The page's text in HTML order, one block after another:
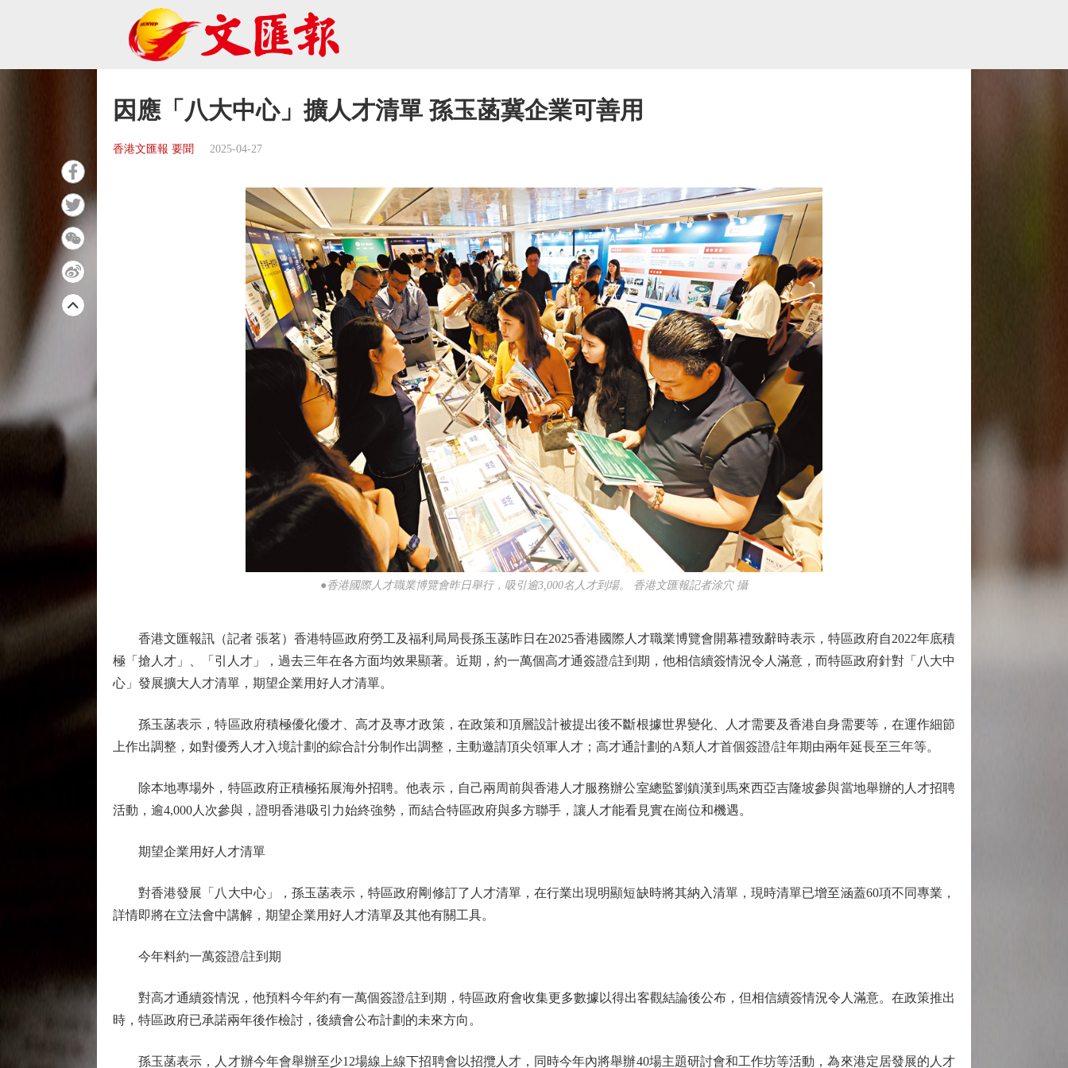
因應「八大中心」擴人才清單 孫玉菡冀企業可善用
香港文匯報 要聞 2025-04-27
●香港國際人才職業博覽會昨日舉行，吸引逾3,000名人才到場。 香港文匯報記者涂穴 攝
香港文匯報訊（記者 張茗）香港特區政府勞工及福利局局長孫玉菡昨日在2025香港國際人才職業博覽會開幕禮致辭時表示，特區政府自2022年底積
極「搶人才」、「引人才」，過去三年在各方面均效果顯著。近期，約一萬個高才通簽證/註到期，他相信續簽情況令人滿意，而特區政府針對「八大中
心」發展擴大人才清單，期望企業用好人才清單。
孫玉菡表示，特區政府積極優化優才、高才及專才政策，在政策和頂層設計被提出後不斷根據世界變化、人才需要及香港自身需要等，在運作細節
上作出調整，如對優秀人才入境計劃的綜合計分制作出調整，主動邀請頂尖領軍人才；高才通計劃的A類人才首個簽證/註年期由兩年延長至三年等。
除本地專場外，特區政府正積極拓展海外招聘。他表示，自己兩周前與香港人才服務辦公室總監劉鎮漢到馬來西亞吉隆坡參與當地舉辦的人才招聘
活動，逾4,000人次參與，證明香港吸引力始終強勢，而結合特區政府與多方聯手，讓人才能看見實在崗位和機遇。
期望企業用好人才清單
對香港發展「八大中心」，孫玉菡表示，特區政府剛修訂了人才清單，在行業出現明顯短缺時將其納入清單，現時清單已增至涵蓋60項不同專業，
詳情即將在立法會中講解，期望企業用好人才清單及其他有關工具。
今年料約一萬簽證/註到期
對高才通續簽情況，他預料今年約有一萬個簽證/註到期，特區政府會收集更多數據以得出客觀結論後公布，但相信續簽情況令人滿意。在政策推出
時，特區政府已承諾兩年後作檢討，後續會公布計劃的未來方向。
孫玉菡表示，人才辦今年會舉辦至少12場線上線下招聘會以招攬人才，同時今年內將舉辦40場主題研討會和工作坊等活動，為來港定居發展的人才